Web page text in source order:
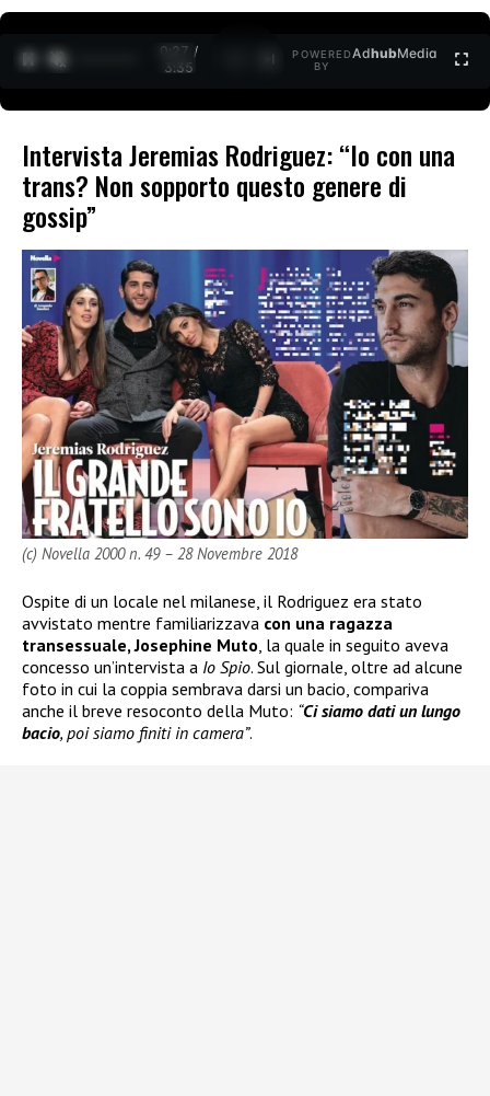
0:27 /
3:35
POWERED
BY
AdhubMedia
Intervista Jeremias Rodriguez: “Io con una
trans? Non sopporto questo genere di
gossip”
(c) Novella 2000 n. 49 – 28 Novembre 2018
Ospite di un locale nel milanese, il Rodriguez era stato
avvistato mentre familiarizzava con una ragazza
transessuale, Josephine Muto , la quale in seguito aveva
concesso un’intervista a Io Spio. Sul giornale, oltre ad alcune
foto in cui la coppia sembrava darsi un bacio, compariva
anche il breve resoconto della Muto: “Ci siamo dati un lungo
bacio, poi siamo finiti in camera”.